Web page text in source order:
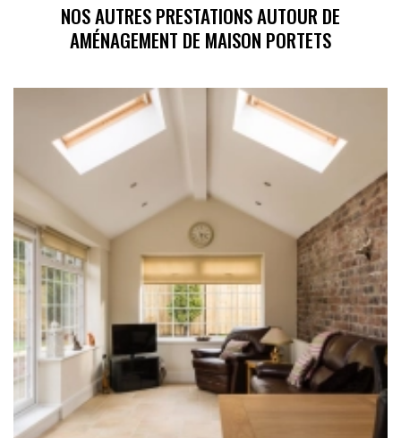
NOS AUTRES PRESTATIONS AUTOUR DE
AMÉNAGEMENT DE MAISON PORTETS